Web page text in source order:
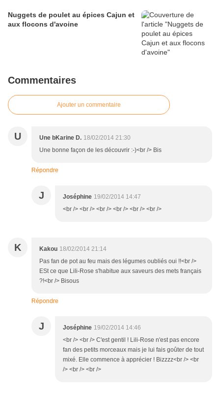
Nuggets de poulet au épices Cajun et
aux flocons d'avoine
Commentaires
Ajouter un commentaire
U Une bKarine D. 18/02/2014 21:30
Une bonne façon de les découvrir :-)<br /> Bis
Répondre
J Joséphine 19/02/2014 14:47
<br /> <br /> <br /> <br /> <br /> <br />
K Kakou 18/02/2014 21:14
Pas fan de pot au feu mais des légumes oubliés oui !!<br />
ESt ce que Lili-Rose s'habitue aux saveurs des mets français
?!<br /> Bisous
Répondre
J Joséphine 19/02/2014 14:46
<br /> <br /> C'est gentil ! Lili-Rose n'est pas encore
fan des petits morceaux mais je lui fais goûter de tout
mixé. Elle commence à apprécier ! Bizzzz<br /> <br
/> <br /> <br />